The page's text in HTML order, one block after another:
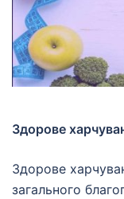
Здорове
Здорове
загального